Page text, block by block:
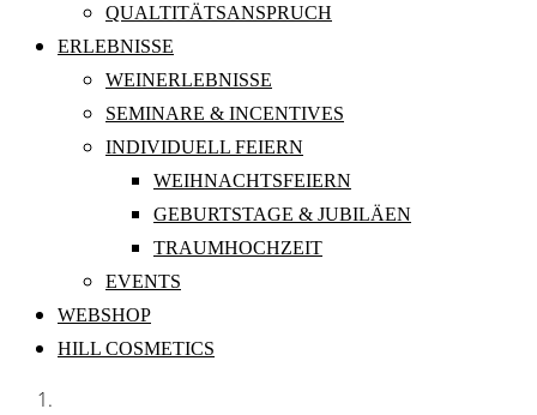
QUALTITÄTSANSPRUCH
ERLEBNISSE
WEINERLEBNISSE
SEMINARE & INCENTIVES
INDIVIDUELL FEIERN
WEIHNACHTSFEIERN
GEBURTSTAGE & JUBILÄEN
TRAUMHOCHZEIT
EVENTS
WEBSHOP
HILL COSMETICS